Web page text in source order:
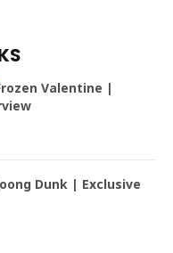
Valentine |
Dunk | Exclusive